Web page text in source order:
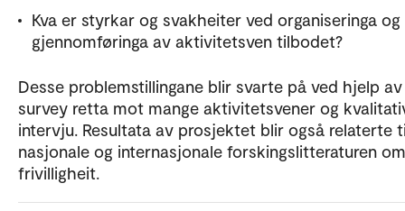
Kva er styrkar og svakheiter ved organiseringa og
gjennomføringa av aktivitetsven tilbodet?
Desse problemstillingane blir svarte på ved hjelp
survey retta mot mange aktivitetsvener og
intervju. Resultata av prosjektet blir også relaterte
nasjonale og internasjonale forskingslitteraturen om
frivilligheit.